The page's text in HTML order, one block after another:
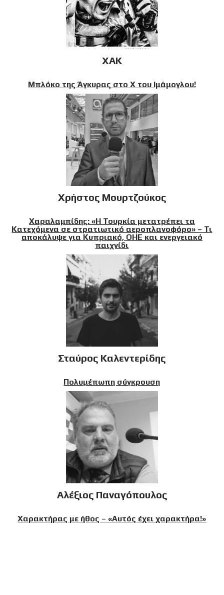
XAK
Μπλόκο της Άγκυρας στο X του Ιμάμογλου!
Χρήστος Μουρτζούκος
Χαραλαμπίδης: «Η Τουρκία μετατρέπει τα
Κατεχόμενα σε στρατιωτικό αεροπλανοφόρο» – Τι
αποκάλυψε για Κυπριακό, ΟΗΕ και ενεργειακό
παιχνίδι
Σταύρος Καλεντερίδης
Πολυμέπωπη σύγκρουση
Αλέξιος Παναγόπουλος
Χαρακτήρας με ήθος – «Αυτός έχει χαρακτήρα!»